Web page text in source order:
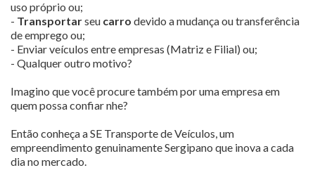
uso próprio ou;
- Transportarseu carro devido a mudança ou transferência
de emprego ou;
- Enviar veículos entre empresas (Matriz e Filial) ou;
- Qualquer outro motivo?
Imagino que você procure também por uma empresa em
quem possa confiar nhe?
Então conheça a SE Transporte de Veículos, um
empreendimento genuinamente Sergipano que inova a cada
dia no mercado.